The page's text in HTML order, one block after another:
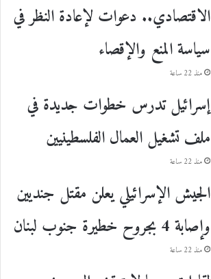
الاقتصادي.. دعوات لإعادة النظر في
سياسة المنع والإقصاء
منذ 22 ساعة
إسرائيل تدرس خطوات جديدة في
ملف تشغيل العمال الفلسطينيين
منذ 22 ساعة
الجيش الإسرائيلي يعلن مقتل جنديين
وإصابة 4 بجروح خطيرة جنوب لبنان
منذ 22 ساعة